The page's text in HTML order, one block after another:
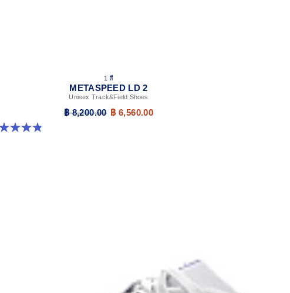
1 สี
METASPEED LD 2
Unisex Track&Field Shoes
฿ 8,200.00 ฿ 6,560.00